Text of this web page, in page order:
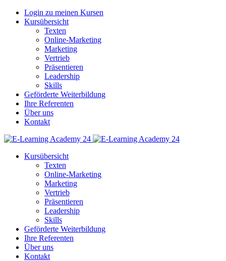
Login zu meinen Kursen
Kursübersicht
Texten
Online-Marketing
Marketing
Vertrieb
Präsentieren
Leadership
Skills
Geförderte Weiterbildung
Ihre Referenten
Über uns
Kontakt
Kursübersicht
Texten
Online-Marketing
Marketing
Vertrieb
Präsentieren
Leadership
Skills
Geförderte Weiterbildung
Ihre Referenten
Über uns
Kontakt